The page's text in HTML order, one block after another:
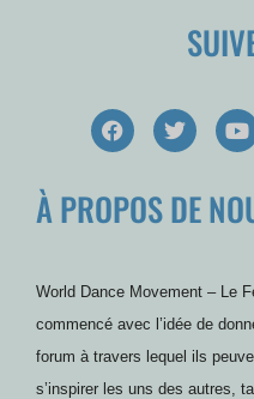
F
a
c
b
o
T
w
i
t
e
Y
o
u
u
b
À PROPOS DE
World Dance Movement – Le
commencé avec l’idée de
forum à travers lequel ils
s’inspirer les uns des autres,